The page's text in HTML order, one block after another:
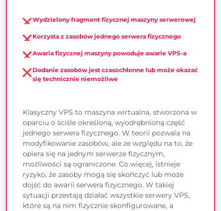
Wydzielony fragment fizycznej maszyny serwerowej
Korzysta z zasobów jednego serwera fizycznego
Awaria fizycznej maszyny powoduje awarie VPS-a
Dodanie zasobów jest czasochłonne lub może okazać
się technicznie niemożliwe
Klasyczny VPS to maszyna wirtualna, stworzona w
oparciu o ściśle określoną, wyodrębnioną część
jednego serwera fizycznego. W teorii pozwala na
modyfikowanie zasobów, ale ze względu na to, że
opiera się na jednym serwerze fizycznym,
możliwości są ograniczone. Co więcej, istnieje
ryzyko, że zasoby mogą się skończyć lub może
dojść do awarii serwera fizycznego. W takiej
sytuacji przestają działać wszystkie serwery VPS,
które są na nim fizycznie skonfigurowane, a